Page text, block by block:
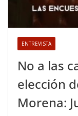
ENTREVISTA
No a las
elección
Morena: